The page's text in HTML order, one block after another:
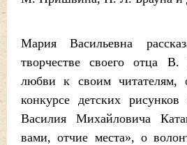
Мария Васильевна
творчестве своего отца
любви к своим читателям,
конкурсе детских
Василия Михайловича
вами, отчие места», о